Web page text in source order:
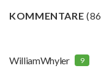
KOMMENTARE(86
WilliamWhyler 9